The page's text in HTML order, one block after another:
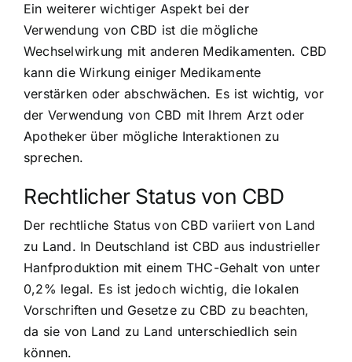
Ein weiterer wichtiger Aspekt bei der
Verwendung von CBD ist die mögliche
Wechselwirkung mit anderen Medikamenten. CBD
kann die Wirkung einiger Medikamente
verstärken oder abschwächen. Es ist wichtig, vor
der Verwendung von CBD mit Ihrem Arzt oder
Apotheker über mögliche Interaktionen zu
sprechen.
Rechtlicher Status von CBD
Der rechtliche Status von CBD variiert von Land
zu Land. In Deutschland ist CBD aus industrieller
Hanfproduktion mit einem THC-Gehalt von unter
0,2% legal. Es ist jedoch wichtig, die lokalen
Vorschriften und Gesetze zu CBD zu beachten,
da sie von Land zu Land unterschiedlich sein
können.